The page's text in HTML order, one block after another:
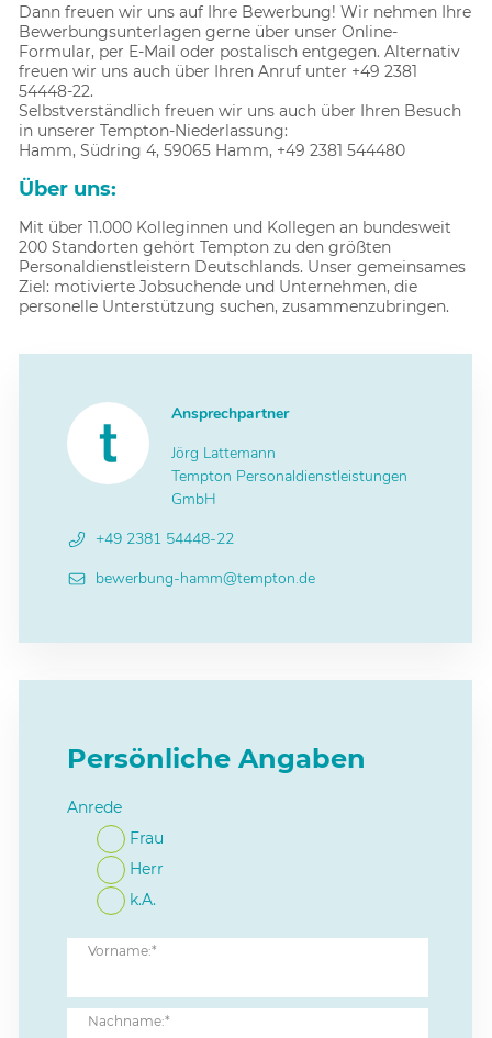
Ansprechpartner
Jörg Lattemann
Tempton Personaldienstleistungen
GmbH
+49 2381 54448-22
bewerbung-hamm@tempton.de
Persönliche Angaben
Anrede
Frau
Herr
k.A.
Vorname:*
Nachname:*
Dann freuen wir uns auf Ihre Bewerbung! Wir nehmen Ihre
Bewerbungsunterlagen gerne über unser Online-
Formular, per E-Mail oder postalisch entgegen. Alternativ
freuen wir uns auch über Ihren Anruf unter +49 2381
54448-22.
Selbstverständlich freuen wir uns auch über Ihren Besuch
in unserer Tempton-Niederlassung:
Hamm, Südring 4, 59065 Hamm, +49 2381 544480
Über uns:
Mit über 11.000 Kolleginnen und Kollegen an bundesweit
200 Standorten gehört Tempton zu den größten
Personaldienstleistern Deutschlands. Unser gemeinsames
Ziel: motivierte Jobsuchende und Unternehmen, die
personelle Unterstützung suchen, zusammenzubringen.